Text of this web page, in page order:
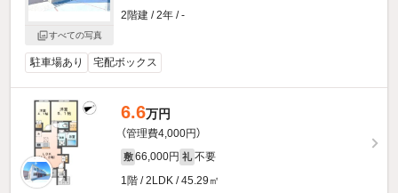
すべての写真
2階建 / 2年 / -
駐車場あり 宅配ボックス
6.6万円
（管理費4,000円）
敷 66,000円 礼 不要
1階 / 2LDK / 45.29㎡